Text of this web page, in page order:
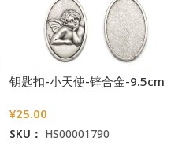
钥匙扣-小天使-锌合金-9.5cm
¥25.00
SKU： HS00001790